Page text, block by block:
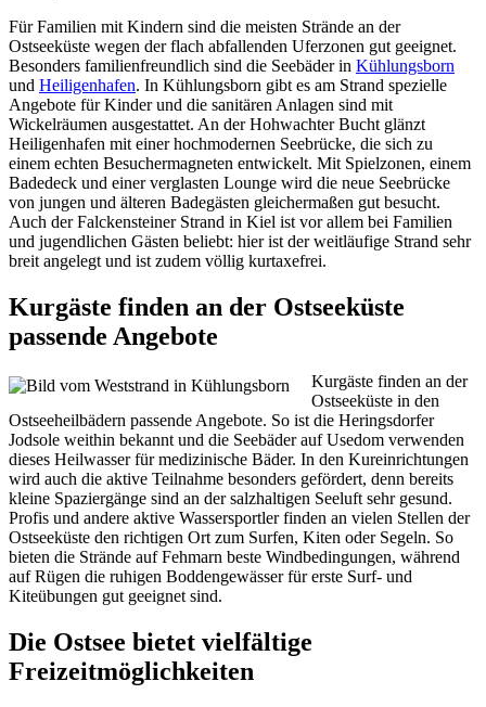
Für Familien mit Kindern sind die meisten Strände an der
Ostseeküste wegen der flach abfallenden Uferzonen gut geeignet.
Besonders familienfreundlich sind die Seebäder in Kühlungsborn
und Heiligenhafen. In Kühlungsborn gibt es am Strand spezielle
Angebote für Kinder und die sanitären Anlagen sind mit
Wickelräumen ausgestattet. An der Hohwachter Bucht glänzt
Heiligenhafen mit einer hochmodernen Seebrücke, die sich zu
einem echten Besuchermagneten entwickelt. Mit Spielzonen, einem
Badedeck und einer verglasten Lounge wird die neue Seebrücke
von jungen und älteren Badegästen gleichermaßen gut besucht.
Auch der Falckensteiner Strand in Kiel ist vor allem bei Familien
und jugendlichen Gästen beliebt: hier ist der weitläufige Strand sehr
breit angelegt und ist zudem völlig kurtaxefrei.
Kurgäste finden an der Ostseeküste
passende Angebote
Kurgäste finden an der
Ostseeküste in den
Ostseeheilbädern passende Angebote. So ist die Heringsdorfer
Jodsole weithin bekannt und die Seebäder auf Usedom verwenden
dieses Heilwasser für medizinische Bäder. In den Kureinrichtungen
wird auch die aktive Teilnahme besonders gefördert, denn bereits
kleine Spaziergänge sind an der salzhaltigen Seeluft sehr gesund.
Profis und andere aktive Wassersportler finden an vielen Stellen der
Ostseeküste den richtigen Ort zum Surfen, Kiten oder Segeln. So
bieten die Strände auf Fehmarn beste Windbedingungen, während
auf Rügen die ruhigen Boddengewässer für erste Surf- und
Kiteübungen gut geeignet sind.
Die Ostsee bietet vielfältige
Freizeitmöglichkeiten